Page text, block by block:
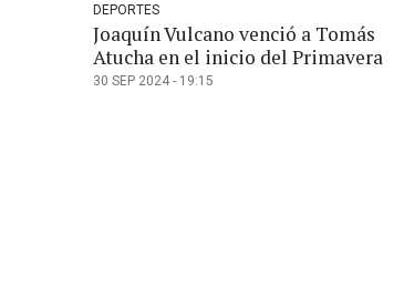
DEPORTES
Joaquín Vulcano venció a Tomás
Atucha en el inicio del Primavera
30 SEP 2024 - 19:15